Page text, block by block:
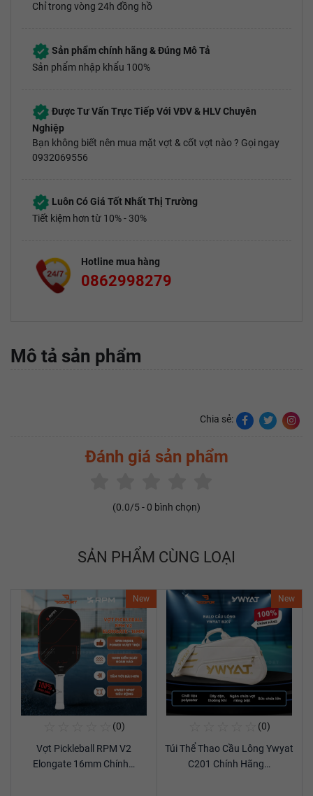
Chỉ trong vòng 24h đồng hồ
Sản phẩm chính hãng & Đúng Mô Tả
Sản phẩm nhập khẩu 100%
Được Tư Vấn Trực Tiếp Với VĐV & HLV Chuyên
Nghiệp
Bạn không biết nên mua mặt vợt & cốt vợt nào ? Gọi ngay
0932069556
Luôn Có Giá Tốt Nhất Thị Trường
Tiết kiệm hơn từ 10% - 30%
Hotline mua hàng
0862998279
Mô tả sản phẩm
Chia sẻ:
Đánh giá sản phẩm
(0.0/5 - 0 bình chọn)
SẢN PHẨM CÙNG LOẠI
New
(0)
Vợt Pickleball RPM V2
Elongate 16mm Chính…
New
(0)
Túi Thể Thao Cầu Lông Ywyat
C201 Chính Hãng…